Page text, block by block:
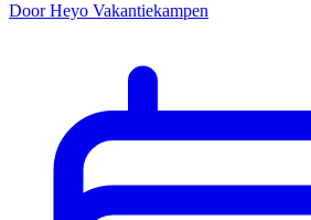
Door Heyo Vakantiekampen